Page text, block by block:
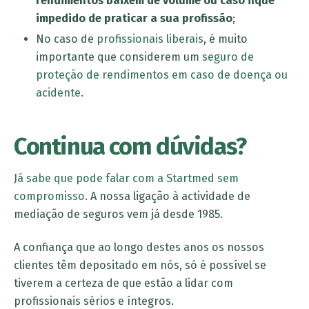
impedido de praticar a sua profissão;
No caso de profissionais liberais, é muito
importante que considerem um seguro de
proteção de rendimentos em caso de doença ou
acidente.
Continua com dúvidas?
Já sabe que pode falar com a Startmed sem
compromisso. A nossa ligação à actividade de
mediação de seguros vem já desde 1985.
A confiança que ao longo destes anos os nossos
clientes têm depositado em nós, só é possível se
tiverem a certeza de que estão a lidar com
profissionais sérios e íntegros.